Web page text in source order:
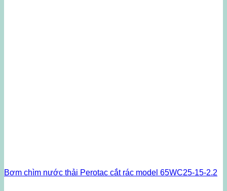
Bơm chìm nước thải Perotac cắt rác model 65WC25-15-2.2